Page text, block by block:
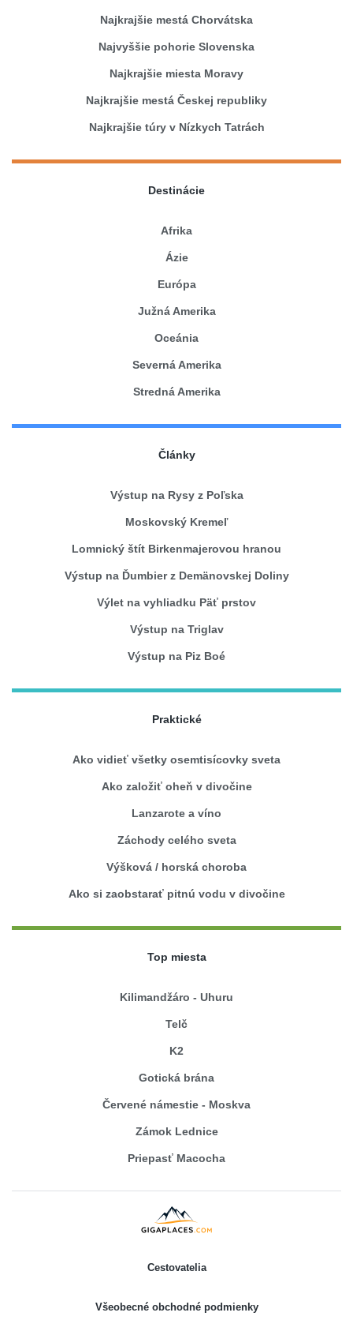
Najkrajšie mestá Chorvátska
Najvyššie pohorie Slovenska
Najkrajšie miesta Moravy
Najkrajšie mestá Českej republiky
Najkrajšie túry v Nízkych Tatrách
Destinácie
Afrika
Ázie
Európa
Južná Amerika
Oceánia
Severná Amerika
Stredná Amerika
Články
Výstup na Rysy z Poľska
Moskovský Kremeľ
Lomnický štít Birkenmajerovou hranou
Výstup na Ďumbier z Demänovskej Doliny
Výlet na vyhliadku Päť prstov
Výstup na Triglav
Výstup na Piz Boé
Praktické
Ako vidieť všetky osemtisícovky sveta
Ako založiť oheň v divočine
Lanzarote a víno
Záchody celého sveta
Výšková / horská choroba
Ako si zaobstarať pitnú vodu v divočine
Top miesta
Kilimandžáro - Uhuru
Telč
K2
Gotická brána
Červené námestie - Moskva
Zámok Lednice
Priepasť Macocha
Cestovatelia
Všeobecné obchodné podmienky